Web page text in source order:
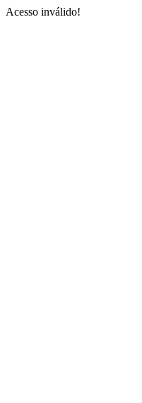
Acesso inválido!